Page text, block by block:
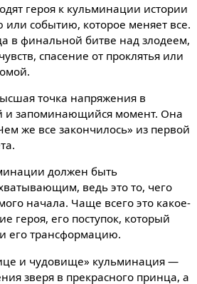
героя к кульминации истории
событию, которое меняет все.
в финальной битве над злодеем,
спасение от проклятья или
точка напряжения в
и запоминающийся момент. Она
же все закончилось» из первой
должен быть
ведь это то, чего
начала. Чаще всего это какое-
героя, его поступок, который
его трансформацию.
и чудовище» кульминация —
зверя в прекрасного принца, а